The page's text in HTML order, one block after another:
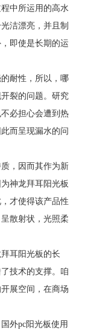
中所运用的高水
洁漂亮，并且制
即使是长期的运
耐性，所以，哪
裂的问题。研究
必担心会遭到热
而呈现漏水的问
，因而其作为新
神龙拜耳阳光板
才使得该产品性
散射状，光照柔
耳阳光板的长
技术的支撑。咱
展空间，在商场
外pc阳光板使用